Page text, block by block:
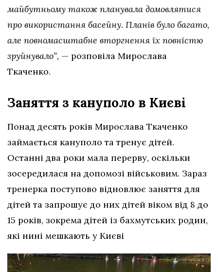
майбутньому також планувала домовлятися
про використання басейну. Планів було багато,
але повномасштабне вторгнення їх повністю
зруйнувало”, — розповіла Мирослава
Ткаченко.
Заняття з кануполо в Києві
Понад десять років Мирослава Ткаченко
займається кануполо та тренує дітей.
Останні два роки мала перерву, оскільки
зосередилася на допомозі військовим. Зараз
тренерка поступово відновлює заняття для
дітей та запрошує до них дітей віком від 8 до
15 років, зокрема дітей із бахмутських родин,
які нині мешкають у Києві